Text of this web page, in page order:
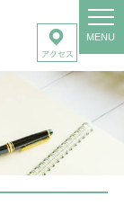
MENU